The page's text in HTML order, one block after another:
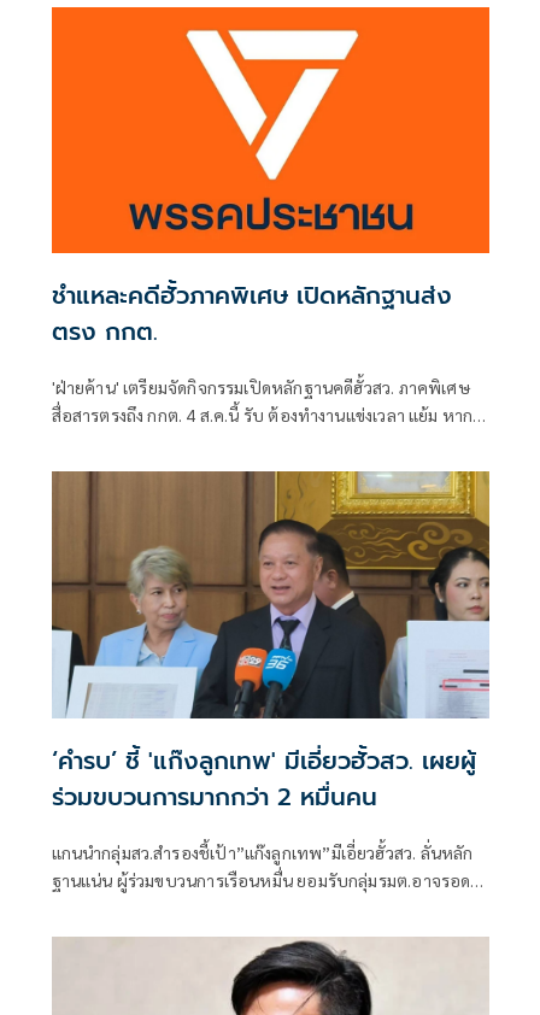
ชำแหละคดีฮั้วภาคพิเศษ เปิดหลักฐานส่ง
ตรง กกต.
'ฝ่ายค้าน' เตรียมจัดกิจกรรมเปิดหลักฐานคดีฮั้วสว. ภาคพิเศษ
สื่อสารตรงถึง กกต. 4 ส.ค.นี้ รับ ต้องทำงานแข่งเวลา แย้ม หาก
การปฏิบัติหน้าที่หรือไม่
‘คำรบ’ ชี้ 'แก๊งลูกเทพ' มีเอี่ยวฮั้วสว. เผยผู้
ร่วมขบวนการมากกว่า 2 หมื่นคน
แกนนำกลุ่มสว.สำรองชี้เป้า”แก๊งลูกเทพ”มีเอี่ยวฮั้วสว. ลั่นหลัก
ฐานแน่น ผู้ร่วมขบวนการเรือนหมื่น ยอมรับกลุ่มรมต.อาจรอด
ส่งศาลฎีกาสอย 138 สว.โดนร้องเอาผิดติดคุก!